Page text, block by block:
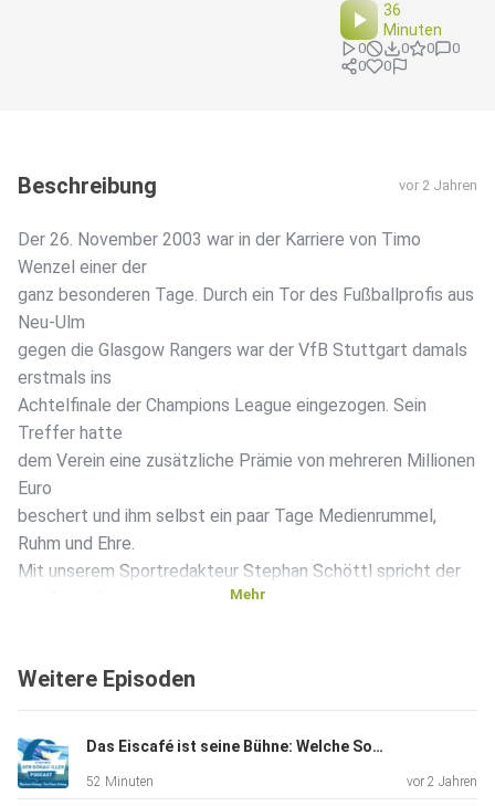
36
Minuten
0 0 0
0
0
0
Beschreibung vor 2 Jahren
Der 26. November 2003 war in der Karriere von Timo
Wenzel einer der
ganz besonderen Tage. Durch ein Tor des Fußballprofis aus
Neu-Ulm
gegen die Glasgow Rangers war der VfB Stuttgart damals
erstmals ins
Achtelfinale der Champions League eingezogen. Sein
Treffer hatte
dem Verein eine zusätzliche Prämie von mehreren Millionen
Euro
beschert und ihm selbst ein paar Tage Medienrummel,
Ruhm und Ehre.
Mit unserem Sportredakteur Stephan Schöttl spricht der
diesen einzigartigen Moment - und erzählt viele weitere
seiner Familie wieder daheim in Neu-Ulm, im Juni startet er
mit
einer eigenen Fußball-Akademie für Kinder und Jugendliche
Mehr
Weitere Episoden
Das Eiscafé ist seine Bühne: Welche Sorte ist die Beste, Antonio Micello?
52 Minuten vor 2 Jahren